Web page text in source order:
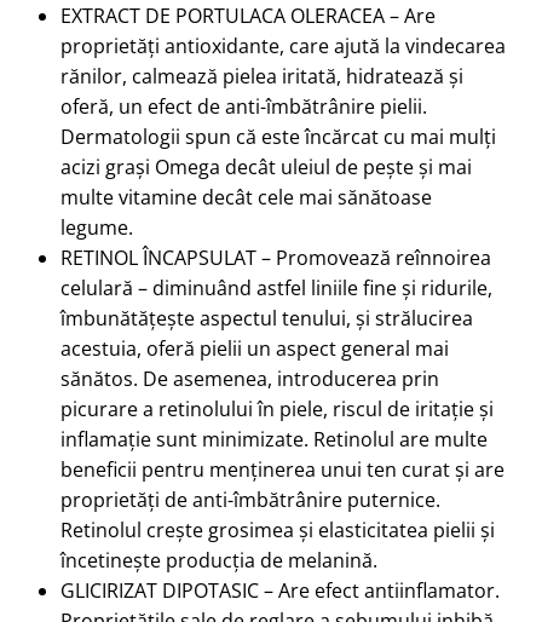
EXTRACT DE PORTULACA OLERACEA – Are
proprietăți antioxidante, care ajută la vindecarea
rănilor, calmează pielea iritată, hidratează și
oferă, un efect de anti-îmbătrânire pielii.
Dermatologii spun că este încărcat cu mai mulți
acizi grași Omega decât uleiul de pește și mai
multe vitamine decât cele mai sănătoase
legume.
RETINOL ÎNCAPSULAT – Promovează reînnoirea
celulară – diminuând astfel liniile fine și ridurile,
îmbunătățește aspectul tenului, și strălucirea
acestuia, oferă pielii un aspect general mai
sănătos. De asemenea, introducerea prin
picurare a retinolului în piele, riscul de iritație și
inflamație sunt minimizate. Retinolul are multe
beneficii pentru menținerea unui ten curat și are
proprietăți de anti-îmbătrânire puternice.
Retinolul crește grosimea și elasticitatea pielii și
încetinește producția de melanină.
GLICIRIZAT DIPOTASIC – Are efect antiinflamator.